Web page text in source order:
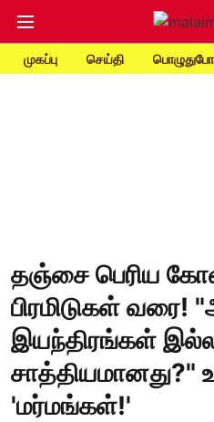
முகப்பு செய்தி
தஞ்சை பெரிய
பிரமிடுகள் வரை!
இயந்திரங்கள்
சாத்தியமானது?"
'மர்மங்கள்!'